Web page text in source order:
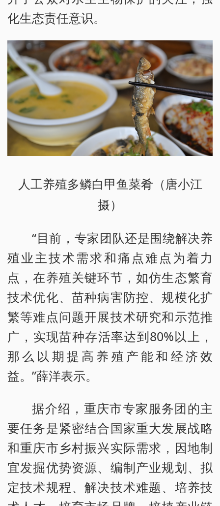
化生态责任意识。
人工养殖多鳞白甲鱼菜肴（唐小江
摄）
“目前，专家团队还是围绕解决养
殖业主技术需求和痛点难点为着力
点，在养殖关键环节，如仿生态繁育
技术优化、苗种病害防控、规模化扩
繁等难点问题开展技术研究和示范推
广，实现苗种存活率达到80%以上，
那么以期提高养殖产能和经济效
益。”薛洋表示。
据介绍，重庆市专家服务团的主
要任务是紧密结合国家重大发展战略
和重庆市乡村振兴实际需求，因地制
宜发掘优势资源、编制产业规划、拟
定技术规程、解决技术难题、培养技